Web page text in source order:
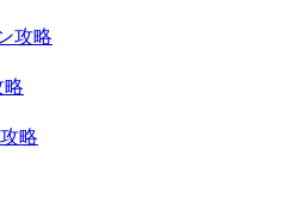
攻略
略
略